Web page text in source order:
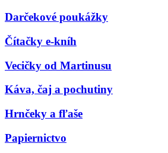
Darčekové poukážky
Čítačky e-kníh
Vecičky od Martinusu
Káva, čaj a pochutiny
Hrnčeky a fľaše
Papiernictvo